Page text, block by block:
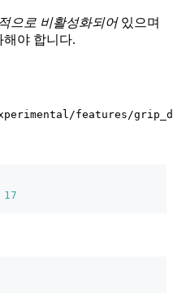
으로 비활성화되어있으며
해야 합니다.
features/
17